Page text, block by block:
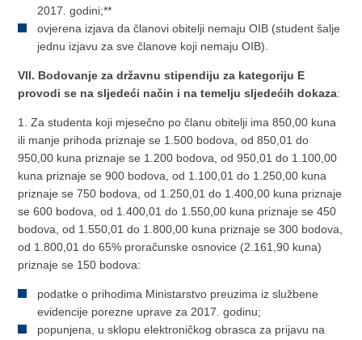
2017. godini;**
ovjerena izjava da članovi obitelji nemaju OIB (student šalje
jednu izjavu za sve članove koji nemaju OIB).
VII. Bodovanje za državnu stipendiju za kategoriju E
provodi se na sljedeći način i na temelju sljedećih dokaza:
1. Za studenta koji mjesečno po članu obitelji ima 850,00 kuna
ili manje prihoda priznaje se 1.500 bodova, od 850,01 do
950,00 kuna priznaje se 1.200 bodova, od 950,01 do 1.100,00
kuna priznaje se 900 bodova, od 1.100,01 do 1.250,00 kuna
priznaje se 750 bodova, od 1.250,01 do 1.400,00 kuna priznaje
se 600 bodova, od 1.400,01 do 1.550,00 kuna priznaje se 450
bodova, od 1.550,01 do 1.800,00 kuna priznaje se 300 bodova,
od 1.800,01 do 65% proračunske osnovice (2.161,90 kuna)
priznaje se 150 bodova:
podatke o prihodima Ministarstvo preuzima iz službene
evidencije porezne uprave za 2017. godinu;
popunjena, u sklopu elektroničkog obrasca za prijavu na